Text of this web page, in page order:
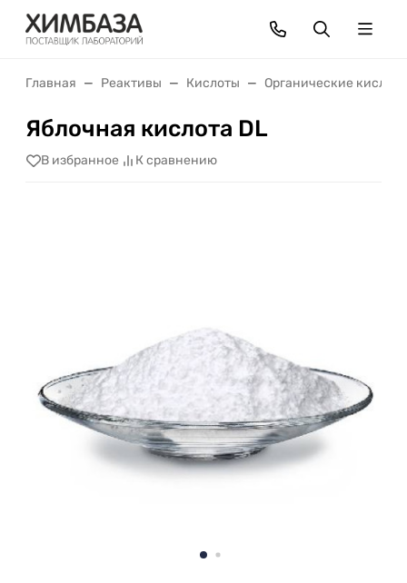
Главная Реактивы Кислоты Органические
Яблочная кислота DL
В избранное К сравнению